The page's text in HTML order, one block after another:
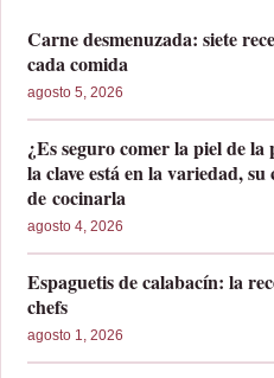
Carne desmenuzada: siete
cada comida
agosto 5, 2026
¿Es seguro comer la piel de
la clave está en la variedad,
de cocinarla
agosto 4, 2026
Espaguetis de calabacín: la
chefs
agosto 1, 2026